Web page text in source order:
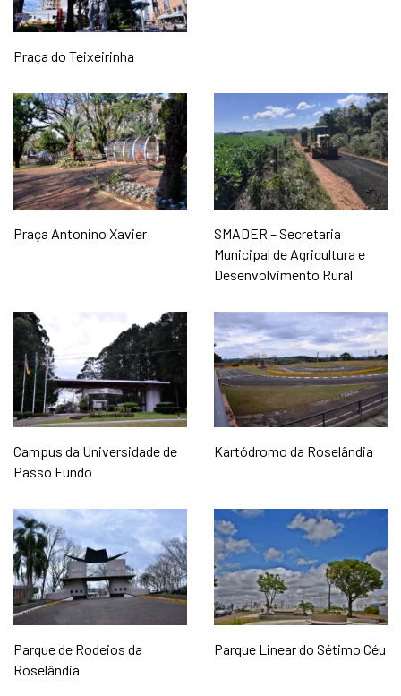
Praça do Teixeirinha
Praça Antonino Xavier
SMADER – Secretaria
Municipal de Agricultura e
Desenvolvimento Rural
Campus da Universidade de
Passo Fundo
Kartódromo da Roselândia
Parque de Rodeios da
Roselândia
Parque Linear do Sétimo Céu